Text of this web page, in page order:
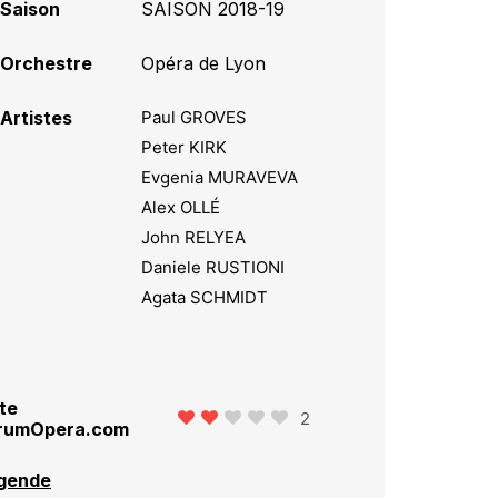
Saison SAISON 2018-19
Orchestre Opéra de Lyon
Artistes
Paul GROVES
Peter KIRK
Evgenia MURAVEVA
Alex OLLÉ
John RELYEA
Daniele RUSTIONI
Agata SCHMIDT
2